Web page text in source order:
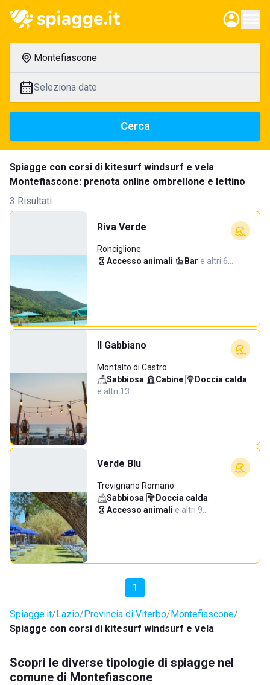
Montefiascone
Seleziona date
Cerca
Spiagge con corsi di kitesurf windsurf e vela
Montefiascone: prenota online ombrellone e lettino
3 Risultati
Riva Verde
Ronciglione
Accesso animali· Bar·e altri 6…
Il Gabbiano
Montalto di Castro
Sabbiosa· Cabine· Doccia calda·
e altri 13…
Verde Blu
Trevignano Romano
Sabbiosa· Doccia calda·
Accesso animali·e altri 9…
1
Spiagge.it Lazio Provincia di Viterbo Montefiascone
Spiagge con corsi di kitesurf windsurf e vela
Scopri le diverse tipologie di spiagge nel
comune di Montefiascone